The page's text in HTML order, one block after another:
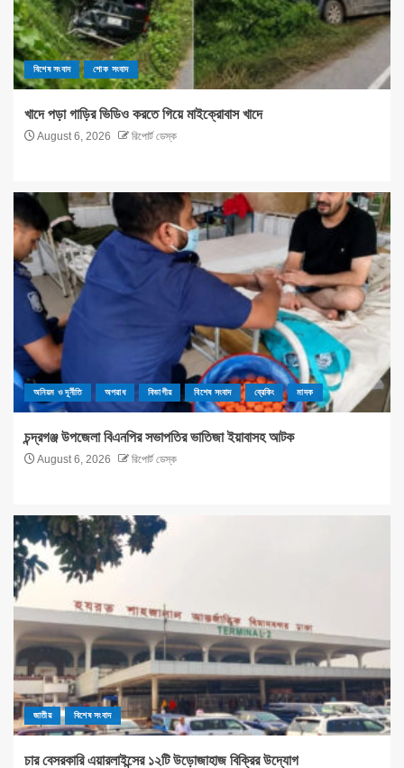
বিশেষ সংবাদ শোক সংবাদ
খাদে পড়া গাড়ির ভিডিও করতে গিয়ে মাইক্রোবাস খাদে
August 6, 2026 রিপোর্ট ডেস্ক
অনিয়ম ও দূর্নীতি অপরাধ বিভাগীয় বিশেষ সংবাদ ব্রেকিং মাদক
চন্দ্রগঞ্জ উপজেলা বিএনপির সভাপতির ভাতিজা ইয়াবাসহ আটক
August 6, 2026 রিপোর্ট ডেস্ক
জাতীয় বিশেষ সংবাদ
চার বেসরকারি এয়ারলাইন্সের ১২টি উড়োজাহাজ বিক্রির উদ্যোগ